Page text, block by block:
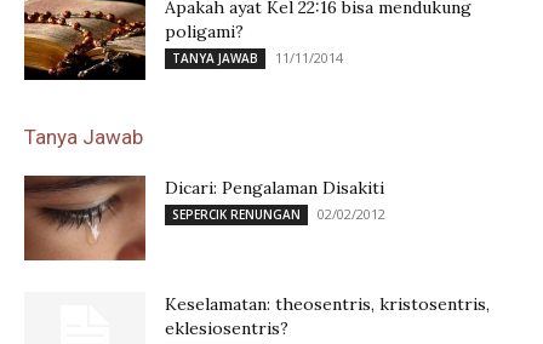
Apakah ayat Kel 22:16 bisa mendukung
poligami?
TANYA JAWAB 11/11/2014
Tanya Jawab
Dicari: Pengalaman Disakiti
SEPERCIK RENUNGAN 02/02/2012
Keselamatan: theosentris, kristosentris,
eklesiosentris?